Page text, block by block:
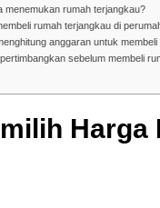
menemukan rumah terjangkau?
rumah terjangkau di
anggaran untuk membeli
sebelum membeli